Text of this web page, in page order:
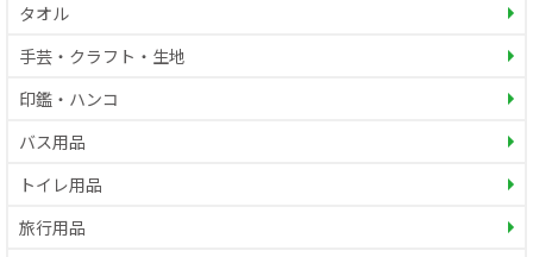
タオル
手芸・クラフト・生地
印鑑・ハンコ
バス用品
トイレ用品
旅行用品